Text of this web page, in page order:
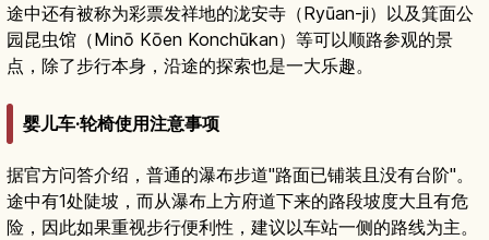
途中还有被称为彩票发祥地的泷安寺（Ryūan-ji）以及箕面公
园昆虫馆（Minō Kōen Konchūkan）等可以顺路参观的景
点，除了步行本身，沿途的探索也是一大乐趣。
婴儿车·轮椅使用注意事项
据官方问答介绍，普通的瀑布步道"路面已铺装且没有台阶"。
途中有1处陡坡，而从瀑布上方府道下来的路段坡度大且有危
险，因此如果重视步行便利性，建议以车站一侧的路线为主。